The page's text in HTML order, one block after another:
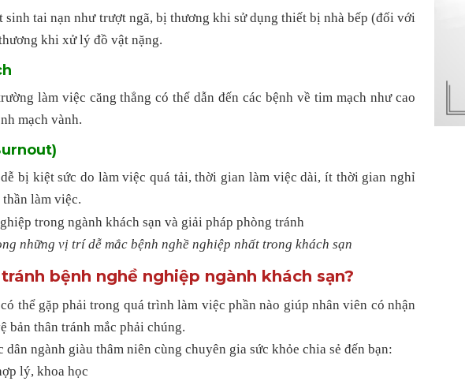
sinh tai nạn như trượt ngã, bị thương khi sử dụng thiết bị nhà bếp (đối với
khi xử lý đồ vật nặng.
làm việc căng thẳng có thể dẫn đến các bệnh về tim mạch như cao
mạch vành.
bị kiệt sức do làm việc quá tải, thời gian làm việc dài, ít thời gian nghỉ
làm việc.
những vị trí dễ mắc bệnh nghề nghiệp nhất trong khách sạn
bệnh nghề nghiệp ngành khách sạn?
thể gặp phải trong quá trình làm việc phần nào giúp nhân viên có nhận
bản thân tránh mắc phải chúng.
ngành giàu thâm niên cùng chuyên gia sức khỏe chia sẻ đến bạn:
lý, khoa học